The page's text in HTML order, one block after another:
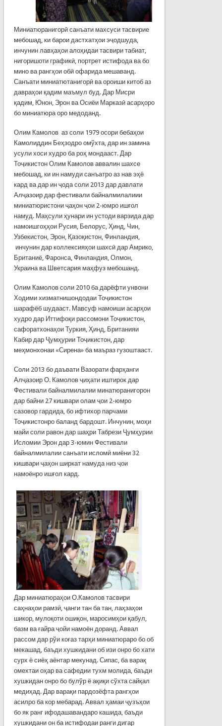
Миниатюранигорӣ санъати махсуси тасвирие
мебошад, ки барои дастхатҳои эҷодшуда,
инчунин лавҳаҳои алоҳидаи тасвири табиат,
нигоришоти графикӣ, портрет истифода ва бо
мино ва рангҳои обӣ офарида мешаванд.
Санъати миниатютанигорӣ ва ороиши китоб аз
давраҳои қадим маъмул буд. Дар Мисри
қадим, Юнон, Эрон ва Осиёи Марказӣ асарҳоро
бо миниатюра оро медоданд.
Олим Камолов аз соли 1979 осори бебаҳои
Камолиддин Беҳзодро омўхта, дар ин замина
усули хоси худро ба роҳ мондааст. Дар
Тоҷикистон Олим Камолов аввалин шахсе
мебошад, ки ин намуди санъатро аз нав эҳё
кард ва дар ин ҷода соли 2013 дар давлати
Алҷазоир дар фестивали байналмилалиии
миниатюристони ҷаҳон ҷои 2-юмро ишғол
намуд. Маҳсули ҳунари ин устоди варзида дар
намоишгоҳҳои Русия, Белорус, Ҳинд, Чин,
Узбекистон, Эрон, Қазоқистон, Финландия,
инчунин дар коллексияҳои шахсӣ дар Амрико,
Британиё, Фаронса, Финландия, Олмон,
Украина ва Шветсария маҳфуз мебошанд.
Олим Камолов соли 2010 ба дарёфти унвони
Ходими хизматнишондодаи Тоҷикистон
шарафёб шудааст. Мавсуф намоиши асарҳои
худро дар Иттифоқи рассомони Тоҷикистон,
сафоратхонаҳои Туркия, Ҳинд, Британияи
Кабир дар Ҷумҳурии Тоҷикистон, дар
меҳмонхонаи «Сирена» ба маъраз гузоштааст.
Соли 2013 бо даъвати Вазорати фарҳанги
Алҷазоир О. Камолов ҷиҳати иштирок дар
Фестивали байналмилалии минатюранигорон
дар байни 27 кишвари олам ҷои 2-юмро
сазовор гардида, бо ифтихор парчами
Тоҷикистонро баланд бардошт. Инчунин, моҳи
майи соли равон дар шаҳри Табрези Ҷумҳурии
Исломии Эрон дар 3-юмин Фестивали
байналмилалии санъати исломӣ миёни 32
кишвари ҷаҳон ширкат намуда низ ҷои
намоёнро ишғол кард.
Дар миниатюраҳои О.Камолов тасвири
саҳнаҳои рамзӣ, ҷанги тан ба тан, лаҳзаҳои
шикор, мулоқоти ошиқон, маросимҳои қабул,
базм ва ғайра ҷойи намоён доранд. Аввал
рассом дар рўи коғаз тарҳи миниатюраро бо об
мекашад, баъди хушкидани об изи онро бо хати
сурх ё сиёҳ аёнтар мекунад. Сипас, ба варақ
омехтаи оҳар ва сафедии тухм молида, баъди
хушкидан онро бо булўр ё ақиқи сўхта сайқал
медиҳад. Дар варақи пардозёфта рангҳои
асилро ба кор мебарад. Аввал ҳамаи ҷузъҳои
бо як ранг ифодашавандаро кашида, баъди
хушкидани он ба истифодаи ранги дигар